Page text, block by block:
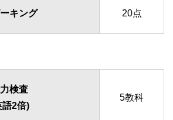
キング 20点
検査
語2倍)
5教科